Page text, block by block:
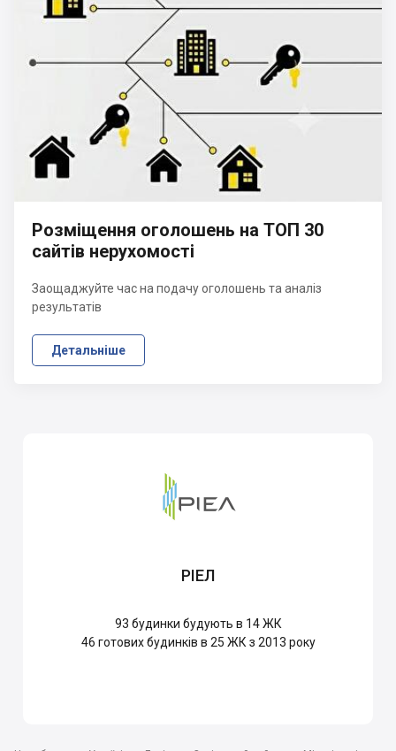
Розміщення оголошень на ТОП 30
сайтів нерухомості
Заощаджуйте час на подачу оголошень та аналіз
результатів
Детальніше
РІЕЛ
93 будинки будують в 14 ЖК
46 готових будинків в 25 ЖК з 2013 року